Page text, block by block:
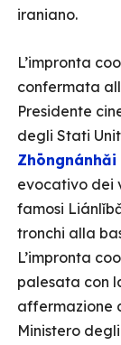
iraniano.
L’impronta
confermata
Presidente
degli Stati
Zhōngnánhǎi
evocativo dei
famosi
tronchi alla
L’impronta
palesata con
affermazione
Ministero